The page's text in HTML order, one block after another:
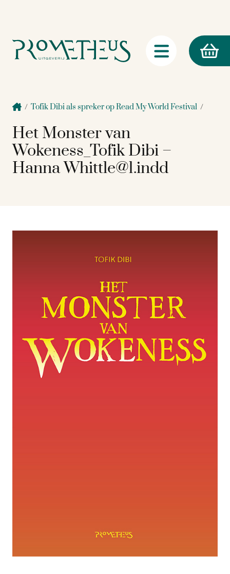
/ Tofik Dibi als spreker op Read My World Festival /
Het Monster van
Wokeness_Tofik Dibi –
Hanna Whittle@1.indd